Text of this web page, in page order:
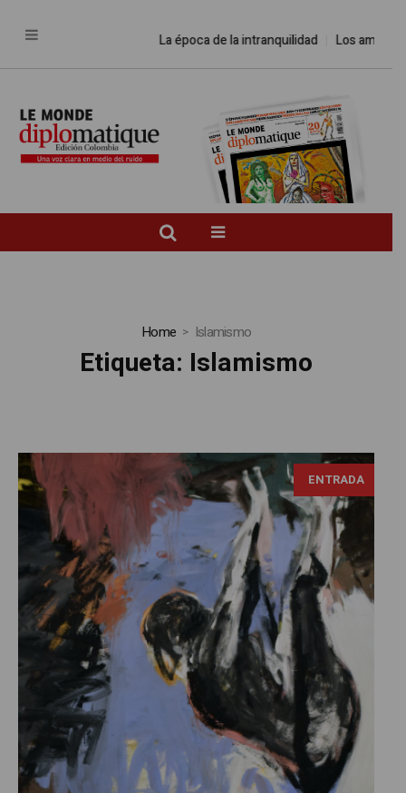
La época de la intranquilidad Los amos del
Home Islamismo
Etiqueta: Islamismo
ENTRADA
Georg Baselitz, fotografía Daniel Hartwig, tomado de:
https://flic.kr/p/2a7SkjG